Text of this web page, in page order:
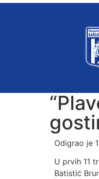
Odigrao je
U prvih 11
Batistić